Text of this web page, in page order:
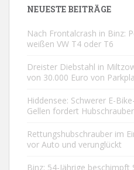
NEUESTE BEITRÄGE
Nach Frontalcrash in Binz:
weißen VW T4 oder T6
Dreister Diebstahl in
von 30.000 Euro von
Hiddensee: Schwerer E-
Gellen fordert
Rettungshubschrauber im
vor Auto und verunglückt
Binz: 54-Jährige